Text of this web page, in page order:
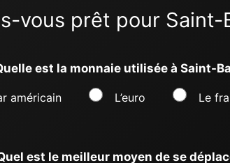
vous prêt pour Saint-
est la monnaie utilisée à Saint-
américain L’euro Le
est le meilleur moyen de se